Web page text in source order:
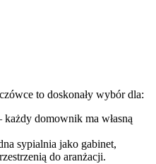
to doskonały wybór dla:
domownik ma własną
sypialnia jako gabinet,
do aranżacji.